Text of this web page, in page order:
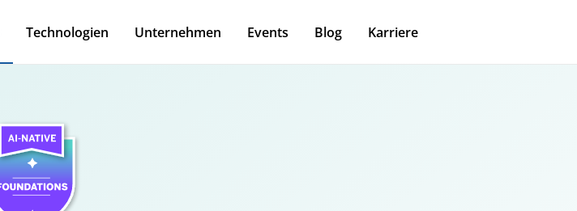
Technologien Unternehmen Events Blog Karriere